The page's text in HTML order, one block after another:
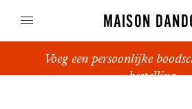
MAISON
Speculoos
Voeg een persoonlijke
bestelling.